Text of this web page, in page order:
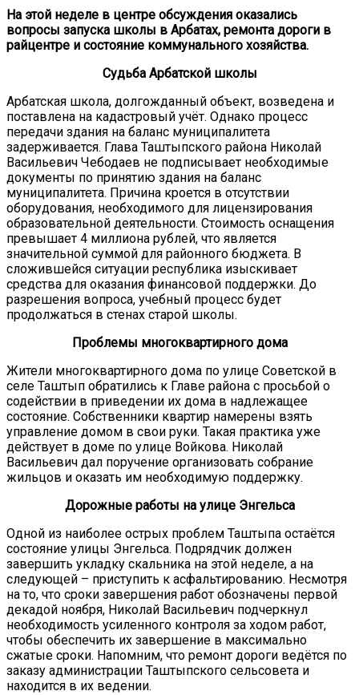
На этой неделе в центре обсуждения оказались
вопросы запуска школы в Арбатах, ремонта дороги в
райцентре и состояние коммунального хозяйства.
Судьба Арбатской школы
Арбатская школа, долгожданный объект, возведена и
поставлена на кадастровый учёт. Однако процесс
передачи здания на баланс муниципалитета
задерживается. Глава Таштыпского района Николай
Васильевич Чебодаев не подписывает необходимые
документы по принятию здания на баланс
муниципалитета. Причина кроется в отсутствии
оборудования, необходимого для лицензирования
образовательной деятельности. Стоимость оснащения
превышает 4 миллиона рублей, что является
значительной суммой для районного бюджета. В
сложившейся ситуации республика изыскивает
средства для оказания финансовой поддержки. До
разрешения вопроса, учебный процесс будет
продолжаться в стенах старой школы.
Проблемы многоквартирного дома
Жители многоквартирного дома по улице Советской в
селе Таштып обратились к Главе района с просьбой о
содействии в приведении их дома в надлежащее
состояние. Собственники квартир намерены взять
управление домом в свои руки. Такая практика уже
действует в доме по улице Войкова. Николай
Васильевич дал поручение организовать собрание
жильцов и оказать им необходимую поддержку.
Дорожные работы на улице Энгельса
Одной из наиболее острых проблем Таштыпа остаётся
состояние улицы Энгельса. Подрядчик должен
завершить укладку скальника на этой неделе, а на
следующей – приступить к асфальтированию. Несмотря
на то, что сроки завершения работ обозначены первой
декадой ноября, Николай Васильевич подчеркнул
необходимость усиленного контроля за ходом работ,
чтобы обеспечить их завершение в максимально
сжатые сроки. Напомним, что ремонт дороги ведётся по
заказу администрации Таштыпского сельсовета и
находится в их ведении.